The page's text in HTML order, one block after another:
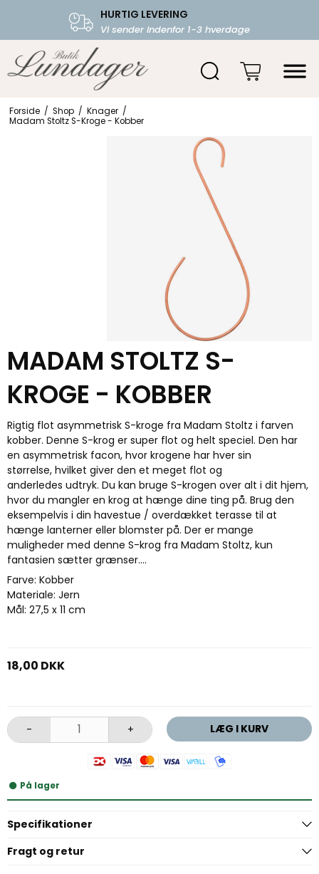
HURTIG LEVERING
Vi sender indenfor 1-3 hverdage
FRI FRAGT OVER 599.-
Starter fra 39,-
Forside / Shop / Knager /
Madam Stoltz S-Kroge - Kobber
MADAM STOLTZ S-
KROGE - KOBBER
Rigtig flot asymmetrisk S-kroge fra Madam Stoltz i farven
kobber. Denne S-krog er super flot og helt speciel. Den har
en asymmetrisk facon, hvor krogene har hver sin
størrelse, hvilket giver den et meget flot og
anderledes udtryk. Du kan bruge S-krogen over alt i dit hjem,
hvor du mangler en krog at hænge dine ting på. Brug den
eksempelvis i din havestue / overdækket terasse til at
hænge lanterner eller blomster på. Der er mange
muligheder med denne S-krog fra Madam Stoltz, kun
fantasien sætter grænser....
Farve: Kobber
Materiale: Jern
Mål: 27,5 x 11 cm
18,00 DKK
- + LÆG I KURV
På lager
Specifikationer
Fragt og retur